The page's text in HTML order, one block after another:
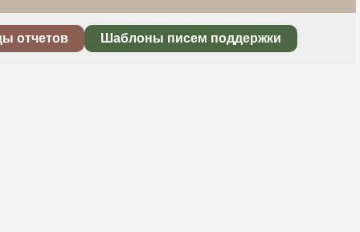
отчетов Шаблоны писем поддержки